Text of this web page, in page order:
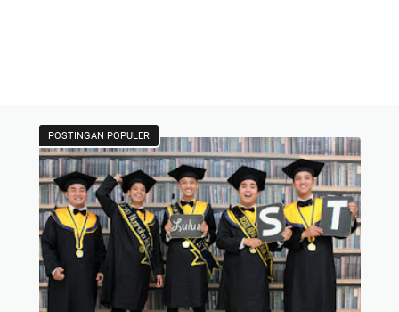
POSTINGAN POPULER